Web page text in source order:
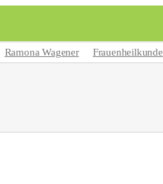
Ramona Wagener Frauenheilkunde